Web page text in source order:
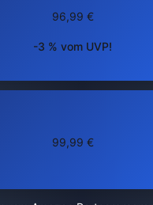
96,99 €
-3 % vom UVP!
99,99 €